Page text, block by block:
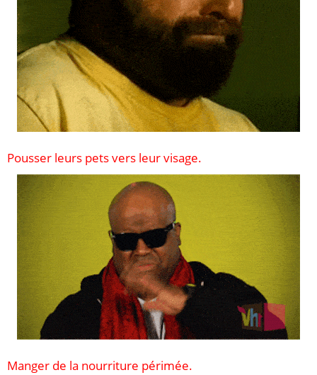
Pousser leurs pets vers leur visage.
Manger de la nourriture périmée.